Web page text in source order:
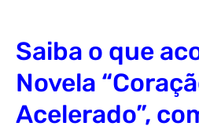
Saiba o que
Novela
Acelerado”,